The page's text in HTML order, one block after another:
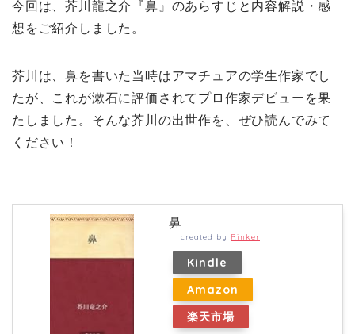
今回は、芥川龍之介『鼻』のあらすじと内容解説・感
想をご紹介しました。
芥川は、鼻を書いた当時はアマチュアの学生作家でし
たが、これが漱石に評価されてプロ作家デビューを果
たしました。そんな芥川の出世作を、ぜひ読んでみて
ください！
鼻
created by Rinker
Kindle
Amazon
楽天市場